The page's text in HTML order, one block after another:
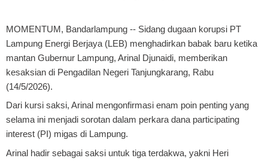
MOMENTUM, Bandarlampung -- Sidang dugaan korupsi PT
Lampung Energi Berjaya (LEB) menghadirkan babak baru ketika
mantan Gubernur Lampung, Arinal Djunaidi, memberikan
kesaksian di Pengadilan Negeri Tanjungkarang, Rabu
(14/5/2026).
Dari kursi saksi, Arinal mengonfirmasi enam poin penting yang
selama ini menjadi sorotan dalam perkara dana participating
interest (PI) migas di Lampung.
Arinal hadir sebagai saksi untuk tiga terdakwa, yakni Heri